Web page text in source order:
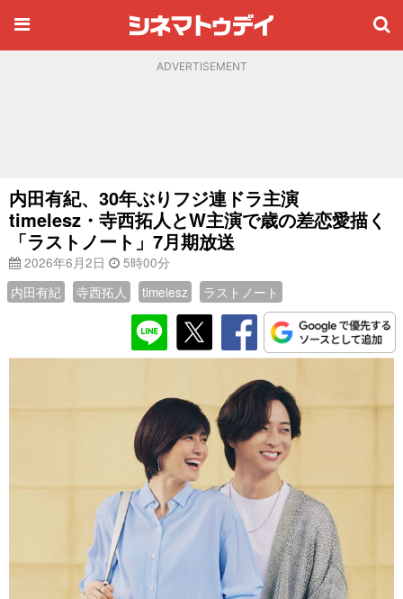
ADVERTISEMENT
内田有紀、30年ぶりフジ連ドラ主演
timelesz・寺西拓人とW主演で歳の差恋愛描く
「ラストノート」7月期放送
2026年6月2日
5時00分
内田有紀
寺西拓人 timelesz ラストノート